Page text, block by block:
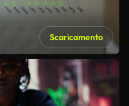
Scaricamento